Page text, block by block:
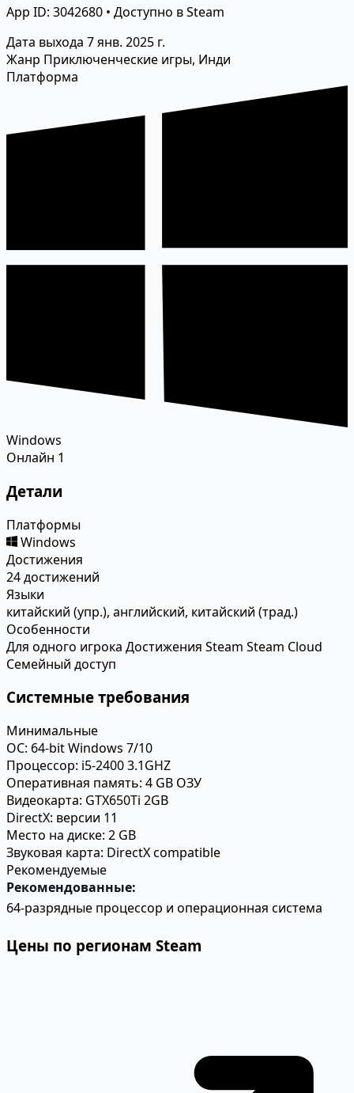
App ID: 3042680 • Доступно в Steam
Дата выхода 7 янв. 2025 г.
Жанр Приключенческие игры, Инди
Платформа
Windows
Онлайн 1
Детали
Платформы
Windows
Достижения
24 достижений
Языки
китайский (упр.), английский, китайский (трад.)
Особенности
Для одного игрока Достижения Steam Steam Cloud
Семейный доступ
Системные требования
Минимальные
ОС: 64-bit Windows 7/10
Процессор: i5-2400 3.1GHZ
Оперативная память: 4 GB ОЗУ
Видеокарта: GTX650Ti 2GB
DirectX: версии 11
Место на диске: 2 GB
Звуковая карта: DirectX compatible
Рекомендуемые
Рекомендованные:
64-разрядные процессор и операционная система
Цены по регионам Steam